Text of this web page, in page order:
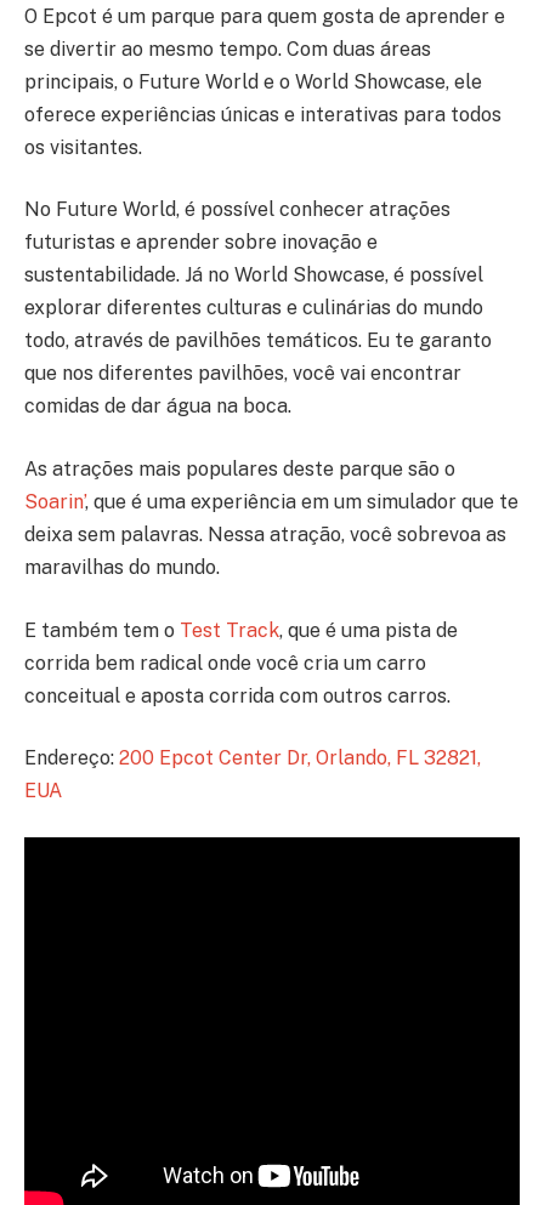
O Epcot é um parque para quem gosta de aprender e
se divertir ao mesmo tempo. Com duas áreas
principais, o Future World e o World Showcase, ele
oferece experiências únicas e interativas para todos
os visitantes.
No Future World, é possível conhecer atrações
futuristas e aprender sobre inovação e
sustentabilidade. Já no World Showcase, é possível
explorar diferentes culturas e culinárias do mundo
todo, através de pavilhões temáticos. Eu te garanto
que nos diferentes pavilhões, você vai encontrar
comidas de dar água na boca.
As atrações mais populares deste parque são o
Soarin’, que é uma experiência em um simulador que te
deixa sem palavras. Nessa atração, você sobrevoa as
maravilhas do mundo.
E também tem o Test Track, que é uma pista de
corrida bem radical onde você cria um carro
conceitual e aposta corrida com outros carros.
Endereço: 200 Epcot Center Dr, Orlando, FL 32821,
EUA